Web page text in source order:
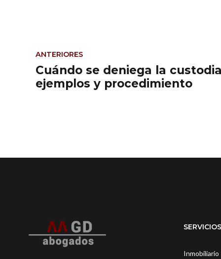
ANTERIORES
Cuándo se deniega la
ejemplos y procedimiento
SERVICIOS
Inmobiliario